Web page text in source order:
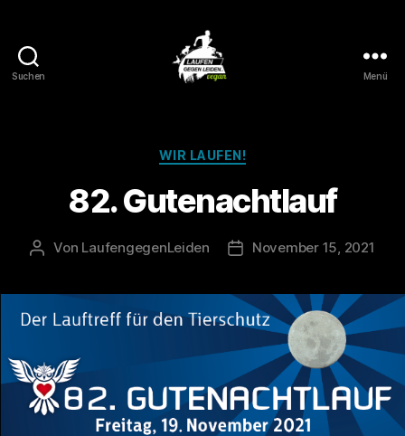
Suchen Menü
Kategorien
WIR LAUFEN!
82. Gutenachtlauf
Beitragsautor
Von LaufengegenLeiden Veröffentlichungsdatum
November 15, 2021